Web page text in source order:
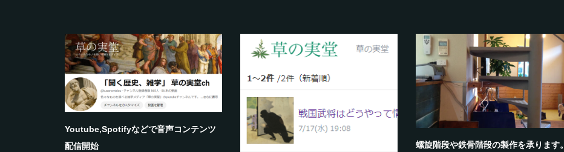
Youtube,Spotifyなどで音声コンテンツ
配信開始
螺旋階段や鉄骨階段の製作を承ります。